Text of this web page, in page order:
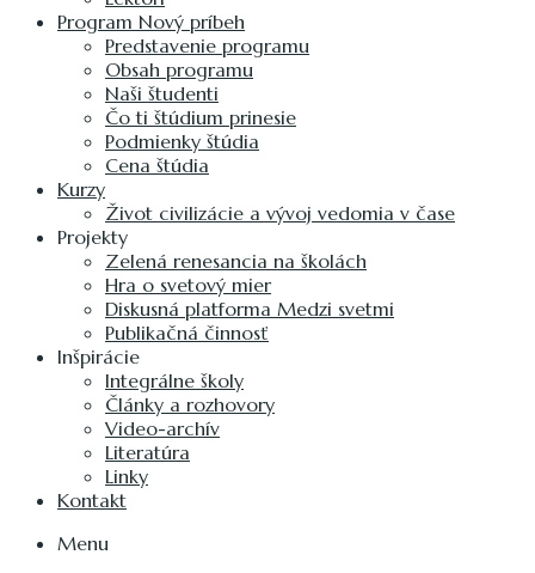
Program Nový príbeh
Predstavenie programu
Obsah programu
Naši študenti
Čo ti štúdium prinesie
Podmienky štúdia
Cena štúdia
Kurzy
Život civilizácie a vývoj vedomia v čase
Projekty
Zelená renesancia na školách
Hra o svetový mier
Diskusná platforma Medzi svetmi
Publikačná činnosť
Inšpirácie
Integrálne školy
Články a rozhovory
Video-archív
Literatúra
Linky
Kontakt
Menu